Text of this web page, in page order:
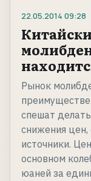
22.05.2014 09:28
Рынок
спешат
снижения
источники.
основном
юаней за